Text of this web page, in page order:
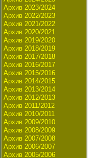
Архив 2023/2024
Архив 2022/2023
Архив 2021/2022
Архив 2020/2021
Архив 2019/2020
Архив 2018/2019
Архив 2017/2018
Архив 2016/2017
Архив 2015/2016
Архив 2014/2015
Архив 2013/2014
Архив 2012/2013
Архив 2011/2012
Архив 2010/2011
Архив 2009/2010
Архив 2008/2009
Архив 2007/2008
Архив 2006/2007
Архив 2005/2006